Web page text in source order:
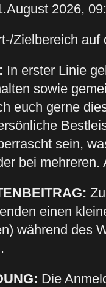
2026,
Zielbereich auf
In erster Linie
sowie
euch gerne
sein,
bei
einen
während des
Die